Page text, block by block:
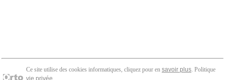
Ce site utilise des cookies informatiques, cliquez pour en savoir plus. Politique
vie privée